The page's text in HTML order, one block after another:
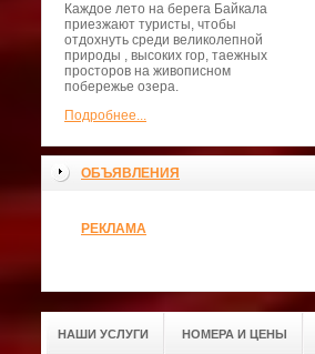
Каждое лето на берега Байкала
приезжают туристы, чтобы
отдохнуть среди великолепной
природы , высоких гор, таежных
просторов на живописном
побережье озера.
Подробнее...
ОБЪЯВЛЕНИЯ
РЕКЛАМА
НАШИ УСЛУГИ НОМЕРА И ЦЕНЫ